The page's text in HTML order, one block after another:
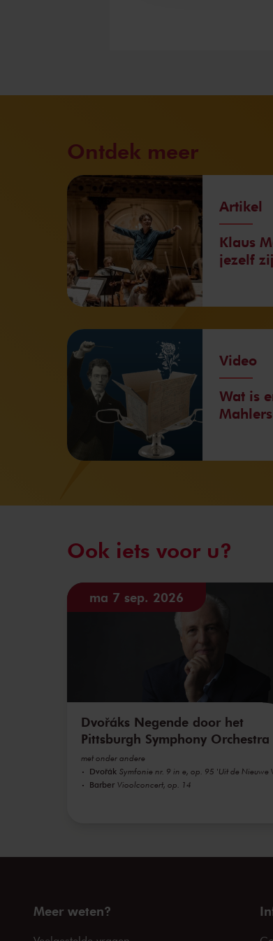
Ontdek meer
Artikel
Klaus
jezelf
Video
Wat is
Ook iets voor u?
ma 7 sep. 2026
Dvořáks Negende door het
Pittsburgh Symphony Orchestra
met onder andere
Dvořák Symfonie nr. 9 in e, op. 95 'Uit de Nieuwe
Barber Vioolconcert, op. 14
Meer weten?